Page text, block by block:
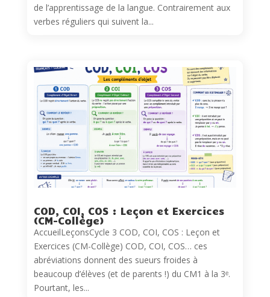
de l’apprentissage de la langue. Contrairement aux
verbes réguliers qui suivent la...
COD, COI, COS : Leçon et Exercices
(CM-Collège)
AccueilLeçonsCycle 3 COD, COI, COS : Leçon et
Exercices (CM-Collège) COD, COI, COS… ces
abréviations donnent des sueurs froides à
beaucoup d’élèves (et de parents !) du CM1 à la 3ᵉ.
Pourtant, les...